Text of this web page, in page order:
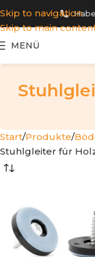
Skip to navigation
Skip to main
MENÜ
Start Produkte
Stuhlgleiter für